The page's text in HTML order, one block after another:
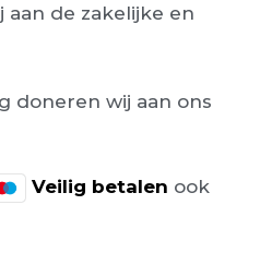
aan de zakelijke en
doneren wij aan ons
Veilig betalen ook